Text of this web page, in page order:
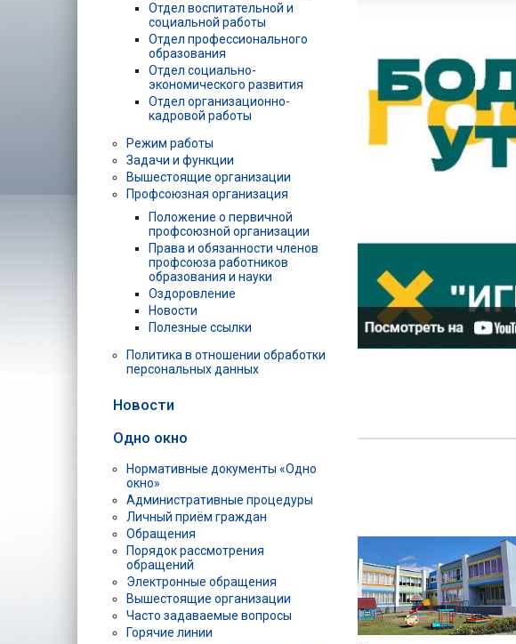
Отдел воспитательной и
социальной работы
Отдел профессионального
образования
Отдел социально-
экономического развития
Отдел организационно-
кадровой работы
Режим работы
Задачи и функции
Вышестоящие организации
Профсоюзная организация
Положение о первичной
профсоюзной организации
Права и обязанности членов
профсоюза работников
образования и науки
Оздоровление
Новости
Полезные ссылки
Политика в отношении обработки
персональных данных
Новости
Одно окно
Нормативные документы «Одно
окно»
Административные процедуры
Личный приём граждан
Обращения
Порядок рассмотрения
обращений
Электронные обращения
Вышестоящие организации
Часто задаваемые вопросы
Горячие линии